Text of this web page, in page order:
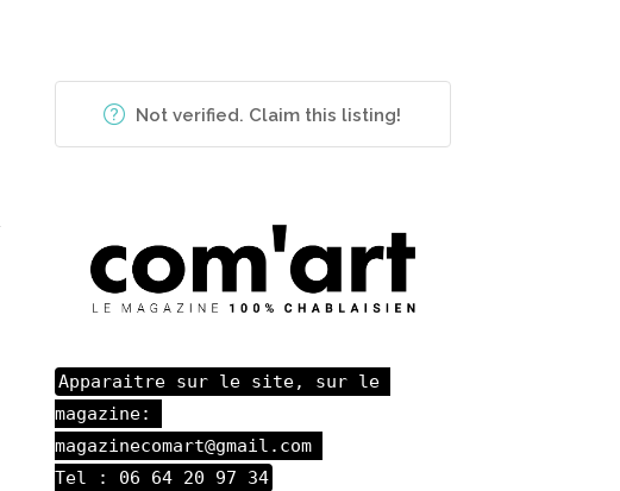
Not verified. Claim this listing!
Apparaitre sur le site, sur le
magazine:
magazinecomart@gmail.com
Tel : 06 64 20 97 34